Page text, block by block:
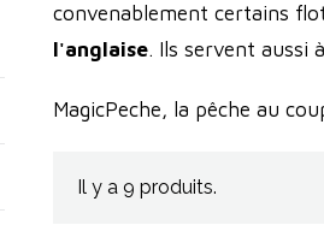
convenablement certains
l'anglaise. Ils servent aussi à
MagicPeche, la pêche au
Il y a 9 produits.